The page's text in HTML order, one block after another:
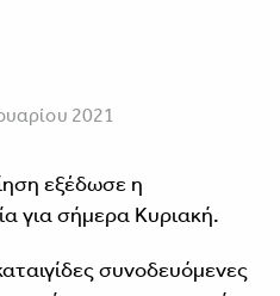
2021
εξέδωσε η
για σήμερα Κυριακή.
συνοδευόμενες